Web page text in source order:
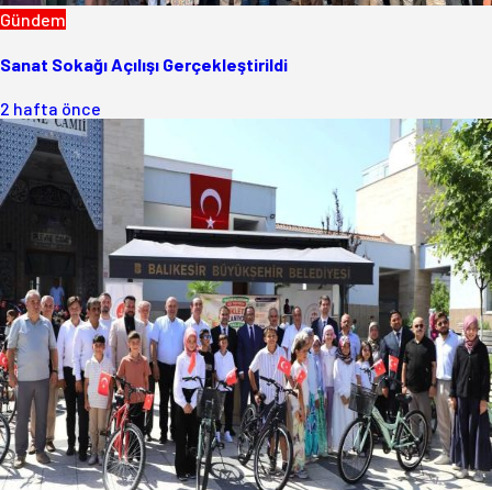
Gündem
Sanat Sokağı Açılışı Gerçekleştirildi
2 hafta önce